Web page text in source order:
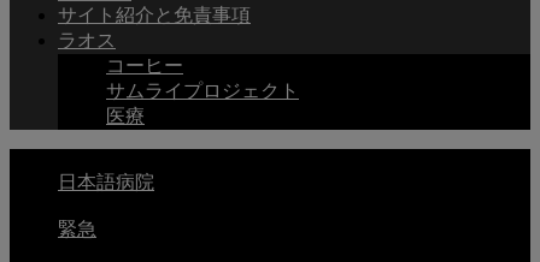
サイト紹介と免責事項
ラオス
コーヒー
サムライプロジェクト
医療
日本語病院
緊急